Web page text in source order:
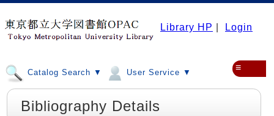
Library HP Login
Catalog Search ▼ User Service ▼ ≡
Bibliography Details